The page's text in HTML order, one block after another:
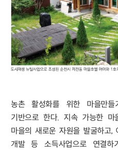
농촌 활성화를 위한 마을만들
기반으로 한다. 지속 가능한 마
마을의 새로운 자원을 발굴하고
개발 등 소득사업으로 연결하